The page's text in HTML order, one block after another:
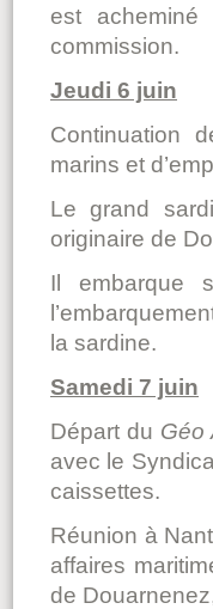
est
commission.
Jeudi 6 juin
Continuation
marins et
Le grand
originaire de
Il embarque
la sardine.
Samedi 7 juin
Départ du Géo
avec le
caissettes.
Réunion à
affaires
de